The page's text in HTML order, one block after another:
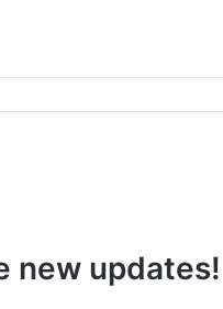
new updates!